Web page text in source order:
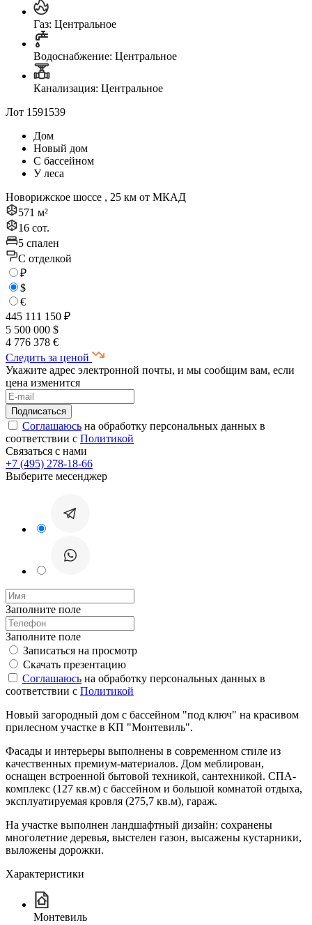
Газ: Центральное
Водоснабжение: Центральное
Канализация: Центральное
Лот 1591539
Дом
Новый дом
С бассейном
У леса
Новорижское шоссе , 25 км от МКАД
571 м²
16 сот.
5 спален
C отделкой
₽
$
€
445 111 150 ₽
5 500 000 $
4 776 378 €
Следить за ценой
Укажите адрес электронной почты, и мы сообщим вам, если
цена изменится
Соглашаюсь на обработку персональных данных в
соответствии с Политикой
Связаться с нами
+7 (495) 278-18-66
Выберите месенджер
Заполните поле
Заполните поле
Записаться на просмотр
Скачать презентацию
Соглашаюсь на обработку персональных данных в
соответствии с Политикой
Новый загородный дом с бассейном "под ключ" на красивом
прилесном участке в КП "Монтевиль".
Фасады и интерьеры выполнены в современном стиле из
качественных премиум-материалов. Дом меблирован,
оснащен встроенной бытовой техникой, сантехникой. СПА-
комплекс (127 кв.м) с бассейном и большой комнатой отдыха,
эксплуатируемая кровля (275,7 кв.м), гараж.
На участке выполнен ландшафтный дизайн: сохранены
многолетние деревья, выстелен газон, высажены кустарники,
выложены дорожки.
Характеристики
Монтевиль